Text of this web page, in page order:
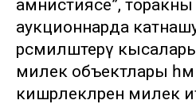
амнистиясе”,
аукционнарда
рәсмиләштерү
милек объектлары
кишәрлекләрен милек